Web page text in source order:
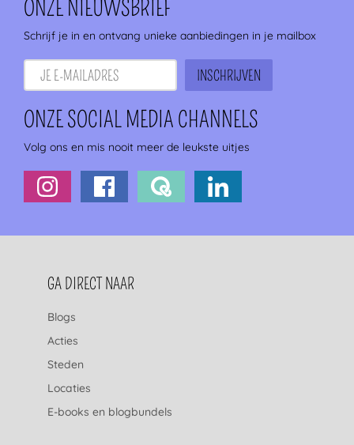
ONZE NIEUWSBRIEF
Schrijf je in en ontvang unieke aanbiedingen in je mailbox
ONZE SOCIAL MEDIA CHANNELS
Volg ons en mis nooit meer de leukste uitjes
FOOTERNAVIGATIE
GA DIRECT NAAR
Blogs
Acties
Steden
Locaties
E-books en blogbundels